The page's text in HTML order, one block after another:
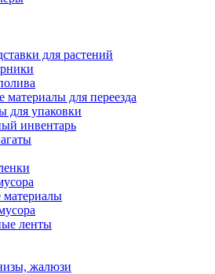
для растений
материалы для переезда
для упаковки
инвентарь
ленты
жалюзи